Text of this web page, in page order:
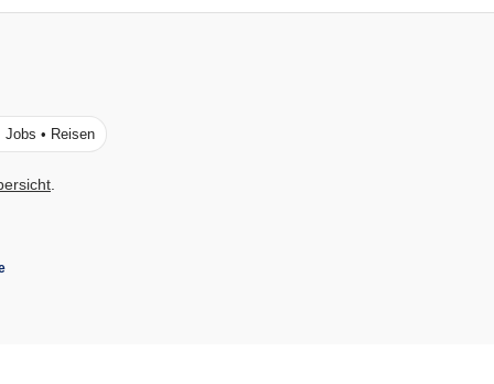
Jobs • Reisen
.